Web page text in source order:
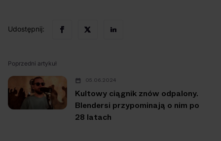
Udostępnij:
Poprzedni artykuł
05.06.2024
Kultowy ciągnik znów odpalony.
Blendersi przypominają o nim po
28 latach